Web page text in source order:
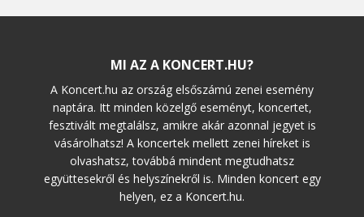
MI AZ A KONCERT.HU?
A Koncert.hu az ország elsőszámú zenei esemény
naptára. Itt minden közelgő eseményt, koncertet,
fesztivált megtalálsz, amikre akár azonnal jegyet is
vásárolhatsz! A koncertek mellett zenei híreket is
olvashatsz, továbbá mindent megtudhatsz
együttesekről és helyszínekről is. Minden koncert egy
helyen, ez a Koncert.hu.